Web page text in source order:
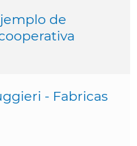
de
- Fabricas